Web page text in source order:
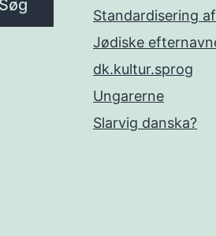
Standardisering
Jødiske
dk.kultur.sprog
Ungarerne
Slarvig danska?